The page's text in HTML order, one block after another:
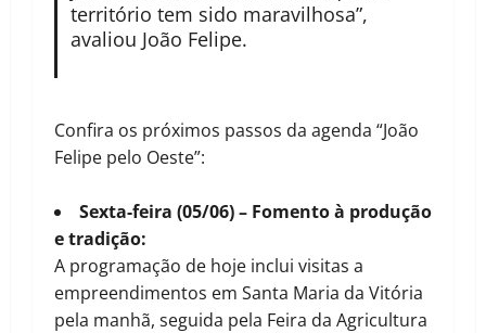
território tem sido maravilhosa”,
avaliou João Felipe.
Confira os próximos passos da agenda “João
Felipe pelo Oeste”:
Sexta-feira (05/06) – Fomento à produção
e tradição:
A programação de hoje inclui visitas a
empreendimentos em Santa Maria da Vitória
pela manhã, seguida pela Feira da Agricultura